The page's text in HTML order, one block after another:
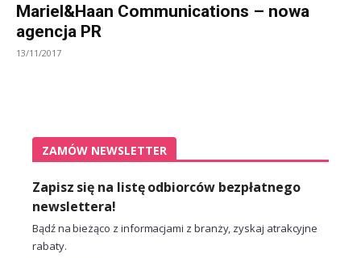
Mariel&Haan Communications – nowa
agencja PR
13/11/2017
ZAMÓW NEWSLETTER
Zapisz się na listę odbiorców bezpłatnego
newslettera!
Bądź na bieżąco z informacjami z branży, zyskaj atrakcyjne
rabaty.